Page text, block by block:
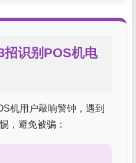
招识别POS机电
机用户敲响警钟，遇到
，避免被骗：